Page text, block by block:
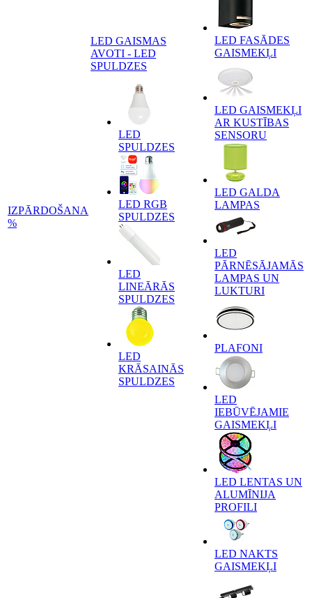
IZPĀRDOŠANA
%
LED GAISMAS
AVOTI - LED
SPULDZES
LED
SPULDZES
LED RGB
SPULDZES
LED
LINEĀRĀS
SPULDZES
LED
KRĀSAINĀS
SPULDZES
LED FASĀDES
GAISMEKĻI
LED GAISMEKĻI
AR KUSTĪBAS
SENSORU
LED GALDA
LAMPAS
LED
PĀRNĒSĀJAMĀS
LAMPAS UN
LUKTURI
PLAFONI
LED
IEBŪVĒJAMIE
GAISMEKĻI
LED LENTAS UN
ALUMĪNIJA
PROFILI
LED NAKTS
GAISMEKĻI